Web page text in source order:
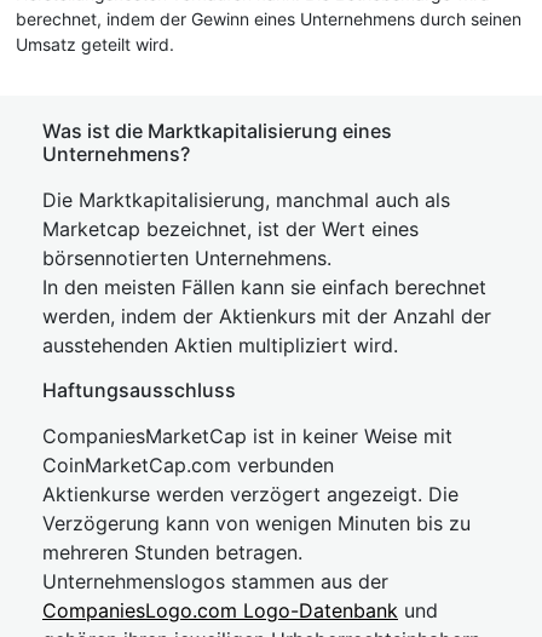
berechnet, indem der Gewinn eines Unternehmens durch seinen
Umsatz geteilt wird.
Was ist die Marktkapitalisierung eines
Unternehmens?
Die Marktkapitalisierung, manchmal auch als
Marketcap bezeichnet, ist der Wert eines
börsennotierten Unternehmens.
In den meisten Fällen kann sie einfach berechnet
werden, indem der Aktienkurs mit der Anzahl der
ausstehenden Aktien multipliziert wird.
Haftungsausschluss
CompaniesMarketCap ist in keiner Weise mit
CoinMarketCap.com verbunden
Aktienkurse werden verzögert angezeigt. Die
Verzögerung kann von wenigen Minuten bis zu
mehreren Stunden betragen.
Unternehmenslogos stammen aus der
CompaniesLogo.com Logo-Datenbank und